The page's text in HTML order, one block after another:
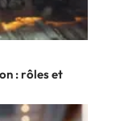
: rôles et